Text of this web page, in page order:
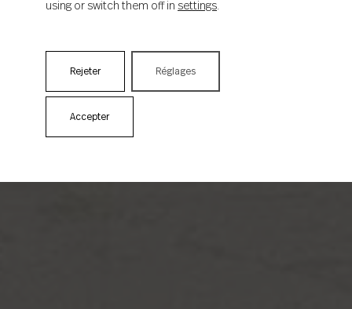
using or switch them off in settings.
Accepter
Rejeter Réglages